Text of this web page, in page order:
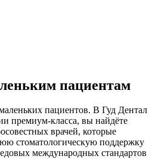
пациентам
пациентов. В Гуд Дентал
премиум-класса, вы найдёте
врачей, которые
стоматологическую поддержку
международных стандартов